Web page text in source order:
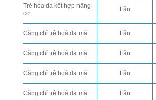
Trẻ hóa da kết hợp nâng
cơ
Lần
Căng chỉ trẻ hoá da mặt Lần
Căng chỉ trẻ hoá da mặt Lần
Căng chỉ trẻ hoá da mặt Lần
Căng chỉ trẻ hoá da mặt Lần